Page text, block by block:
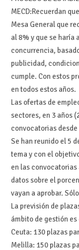
MECD:Recuerdan
Mesa General que
al 8% y que se haría
concurrencia,
publicidad,
cumple. Con estos
en todos estos años.
Las ofertas de
sectores, en 3 años
convocatorias desde
Se han reunido el 5
tema y con el
en las convocatorias
datos sobre el
vayan a aprobar.
La previsión de
ámbito de gestión
Ceuta: 130 plazas
Melilla: 150 plazas